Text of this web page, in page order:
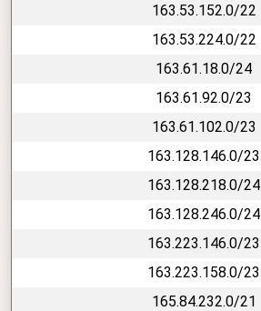
163.53.152.0/22
163.53.224.0/22
163.61.18.0/24
163.61.92.0/23
163.61.102.0/23
163.128.146.0/23
163.128.218.0/24
163.128.246.0/24
163.223.146.0/23
163.223.158.0/23
165.84.232.0/21